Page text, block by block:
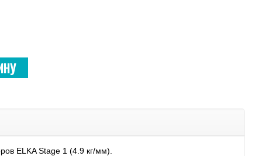
ELKA Stage 1 (4.9 кг/мм).